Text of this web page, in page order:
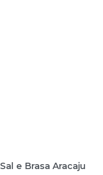
Sal e Brasa Aracaju